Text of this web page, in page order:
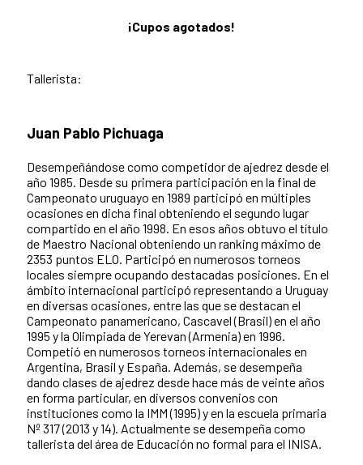
¡Cupos agotados!
Tallerista:
Juan Pablo Pichuaga
Desempeñándose como competidor de ajedrez desde el
año 1985. Desde su primera participación en la final de
Campeonato uruguayo en 1989 participó en múltiples
ocasiones en dicha final obteniendo el segundo lugar
compartido en el año 1998. En esos años obtuvo el título
de Maestro Nacional obteniendo un ranking máximo de
2353 puntos ELO. Participó en numerosos torneos
locales siempre ocupando destacadas posiciones. En el
ámbito internacional participó representando a Uruguay
en diversas ocasiones, entre las que se destacan el
Campeonato panamericano, Cascavel (Brasil) en el año
1995 y la Olimpiada de Yerevan (Armenia) en 1996.
Competió en numerosos torneos internacionales en
Argentina, Brasil y España. Además, se desempeña
dando clases de ajedrez desde hace más de veinte años
en forma particular, en diversos convenios con
instituciones como la IMM (1995) y en la escuela primaria
Nº 317 (2013 y 14). Actualmente se desempeña como
tallerista del área de Educación no formal para el INISA.